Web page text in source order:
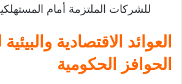
للشركات الملتزمة أمام
العوائد الاقتصادية
الحوافز الحكومية